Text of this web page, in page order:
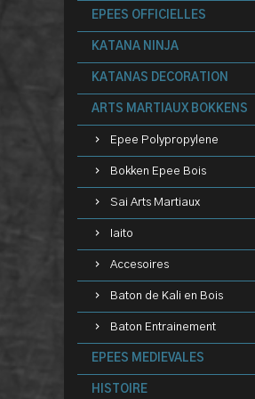
EPEES OFFICIELLES
KATANA NINJA
KATANAS DECORATION
ARTS MARTIAUX BOKKENS
Epee Polypropylene
Bokken Epee Bois
Sai Arts Martiaux
Iaito
Accesoires
Baton de Kali en Bois
Baton Entrainement
EPEES MEDIEVALES
HISTOIRE